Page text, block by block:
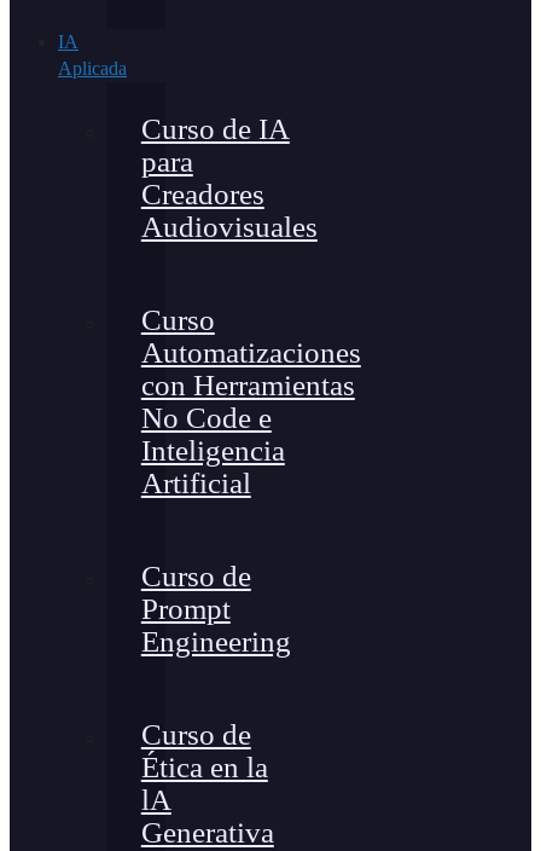
IA
Aplicada
Curso de IA
para
Creadores
Audiovisuales
Curso
Automatizaciones
con Herramientas
No Code e
Inteligencia
Artificial
Curso de
Prompt
Engineering
Curso de
Ética en la
lA
Generativa